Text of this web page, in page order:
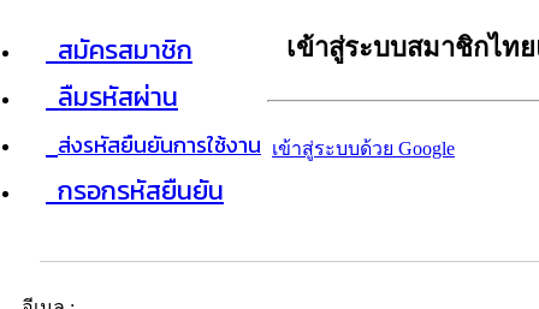
สมัครสมาชิก
ลืมรหัสผ่าน
ส่งรหัสยืนยันการใช้งาน
กรอกรหัสยืนยัน
เข้าสู่ระบบสมาชิกไท
เข้าสู่ระบบด้วย Google